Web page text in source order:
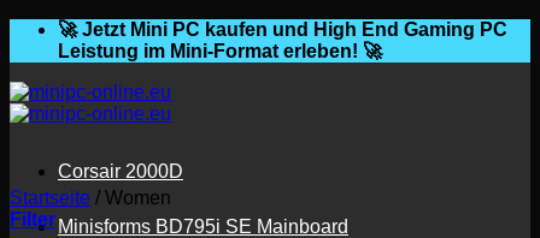
Zum
🚀 Jetzt Mini PC kaufen und High End Gaming PC
Leistung im Mini-Format erleben! 🚀
Corsair 2000D
Minisforms BD795i SE Mainboard
Startseite / Women
Filter